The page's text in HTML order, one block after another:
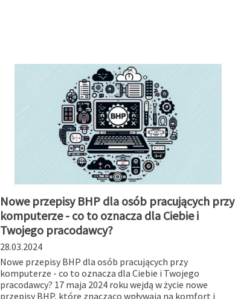
Nowe przepisy BHP dla osób pracujących przy
komputerze - co to oznacza dla Ciebie i
Twojego pracodawcy?
28.03.2024
Nowe przepisy BHP dla osób pracujących przy
komputerze - co to oznacza dla Ciebie i Twojego
pracodawcy? 17 maja 2024 roku wejdą w życie nowe
przepisy BHP, które znacząco wpływają na komfort i